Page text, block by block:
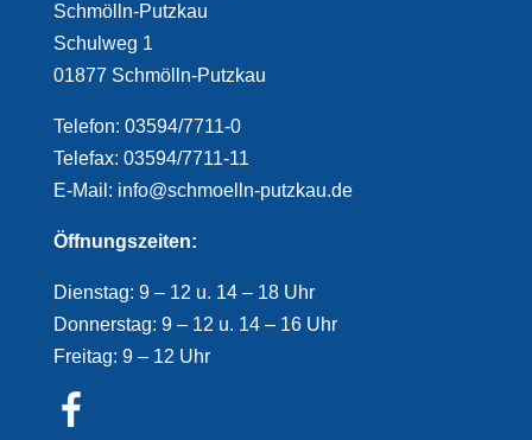
Schmölln-Putzkau
Schulweg 1
01877 Schmölln-Putzkau
Telefon: 03594/7711-0
Telefax: 03594/7711-11
E-Mail: info@schmoelln-putzkau.de
Öffnungszeiten:
Dienstag: 9 – 12 u. 14 – 18 Uhr
Donnerstag: 9 – 12 u. 14 – 16 Uhr
Freitag: 9 – 12 Uhr